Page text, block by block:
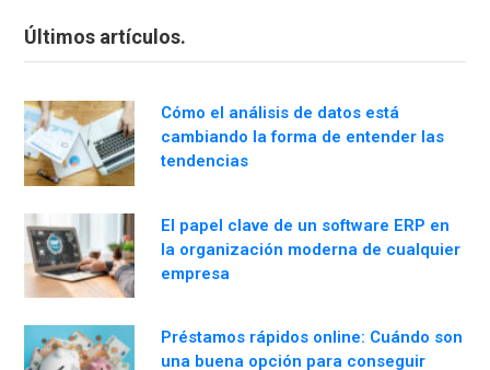
Últimos artículos.
Cómo el análisis de datos está
cambiando la forma de entender las
tendencias
El papel clave de un software ERP en
la organización moderna de cualquier
empresa
Préstamos rápidos online: Cuándo son
una buena opción para conseguir